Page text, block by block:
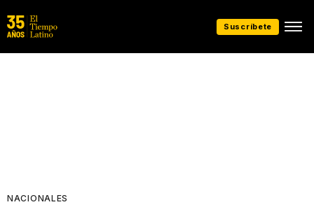
Suscríbete
NACIONALES